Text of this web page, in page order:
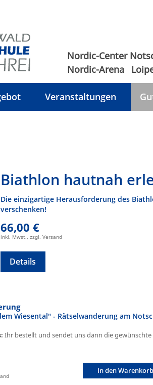
Nordic-Center
Nordic-Arena
Veranstaltungen
Biathlon hautnah
Die einzigartige Herausforderung des
verschenken!
66,00 €
inkl. Mwst., zzgl. Versand
Details
Wiesental" - Rätselwanderung am
Ihr bestellt und sendet uns dann die gewünschte
In den Warenkorb